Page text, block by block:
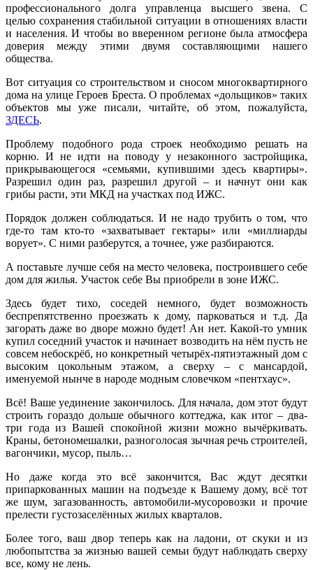
профессионального долга управленца высшего звена. С
целью сохранения стабильной ситуации в отношениях власти
и населения. И чтобы во вверенном регионе была атмосфера
доверия между этими двумя составляющими нашего
общества.
Вот ситуация со строительством и сносом многоквартирного
дома на улице Героев Бреста. О проблемах «дольщиков» таких
объектов мы уже писали, читайте, об этом, пожалуйста,
ЗДЕСЬ.
Проблему подобного рода строек необходимо решать на
корню. И не идти на поводу у незаконного застройщика,
прикрывающегося «семьями, купившими здесь квартиры».
Разрешил один раз, разрешил другой – и начнут они как
грибы расти, эти МКД на участках под ИЖС.
Порядок должен соблюдаться. И не надо трубить о том, что
где-то там кто-то «захватывает гектары» или «миллиарды
ворует». С ними разберутся, а точнее, уже разбираются.
А поставьте лучше себя на место человека, построившего себе
дом для жилья. Участок себе Вы приобрели в зоне ИЖС.
Здесь будет тихо, соседей немного, будет возможность
беспрепятственно проезжать к дому, парковаться и т.д. Да
загорать даже во дворе можно будет! Ан нет. Какой-то умник
купил соседний участок и начинает возводить на нём пусть не
совсем небоскрёб, но конкретный четырёх-пятиэтажный дом с
высоким цокольным этажом, а сверху – с мансардой,
именуемой нынче в народе модным словечком «пентхаус».
Всё! Ваше уединение закончилось. Для начала, дом этот будут
строить гораздо дольше обычного коттеджа, как итог – два-
три года из Вашей спокойной жизни можно вычёркивать.
Краны, бетономешалки, разноголосая зычная речь строителей,
вагончики, мусор, пыль…
Но даже когда это всё закончится, Вас ждут десятки
припаркованных машин на подъезде к Вашему дому, всё тот
же шум, загазованность, автомобили-мусоровозки и прочие
прелести густозаселённых жилых кварталов.
Более того, ваш двор теперь как на ладони, от скуки и из
любопытства за жизнью вашей семьи будут наблюдать сверху
все, кому не лень.